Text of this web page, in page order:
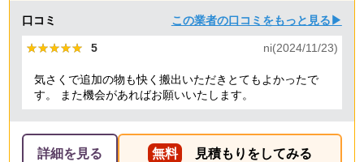
口コミ この業者の口コミをもっと見る▶
★★★★★
★★★★★ 5 ni(2024/11/23)
気さくで追加の物も快く搬出いただきとてもよかったで
す。 また機会があればお願いいたします。
詳細を見る 無料 見積もりをしてみる